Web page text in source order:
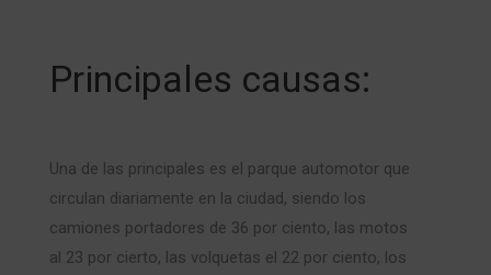
Principales causas:
Una de las principales es el parque automotor que
circulan diariamente en la ciudad, siendo los
camiones portadores de 36 por ciento, las motos
al 23 por cierto, las volquetas el 22 por ciento, los